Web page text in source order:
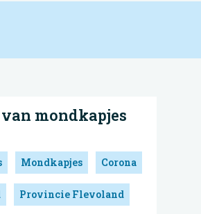
mondkapjes
Mondkapjes Corona
Provincie Flevoland